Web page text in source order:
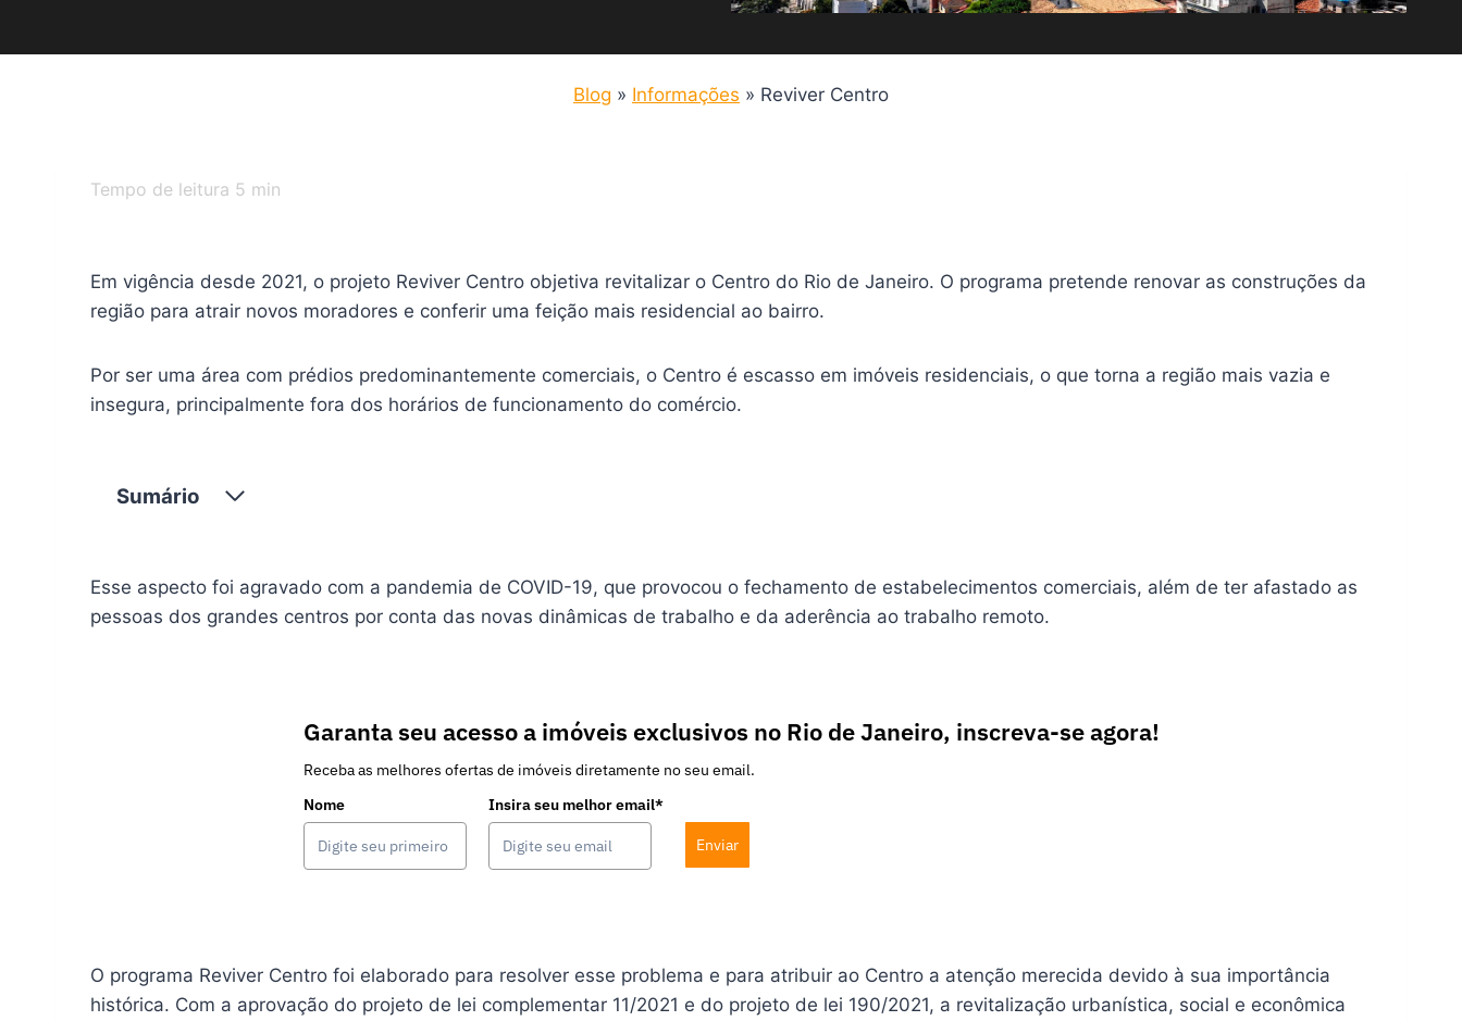
Blog » Informações » Reviver Centro
Tempo de leitura 5 min
Em vigência desde 2021, o projeto Reviver Centro objetiva revitalizar o Centro do Rio de Janeiro. O programa pretende renovar as construções da
região para atrair novos moradores e conferir uma feição mais residencial ao bairro.
Por ser uma área com prédios predominantemente comerciais, o Centro é escasso em imóveis residenciais, o que torna a região mais vazia e
insegura, principalmente fora dos horários de funcionamento do comércio.
Sumário
Esse aspecto foi agravado com a pandemia de COVID-19, que provocou o fechamento de estabelecimentos comerciais, além de ter afastado as
pessoas dos grandes centros por conta das novas dinâmicas de trabalho e da aderência ao trabalho remoto.
Garanta seu acesso a imóveis exclusivos no Rio de Janeiro, inscreva-se agora!
Receba as melhores ofertas de imóveis diretamente no seu email.
Nome
Insira seu melhor email*
Enviar
O programa Reviver Centro foi elaborado para resolver esse problema e para atribuir ao Centro a atenção merecida devido à sua importância
histórica. Com a aprovação do projeto de lei complementar 11/2021 e do projeto de lei 190/2021, a revitalização urbanística, social e econômica